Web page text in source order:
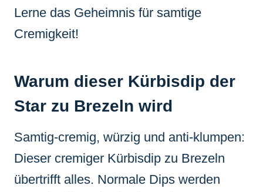
Lerne das Geheimnis für samtige
Cremigkeit!
Warum dieser Kürbisdip der
Star zu Brezeln wird
Samtig-cremig, würzig und anti-klumpen:
Dieser cremiger Kürbisdip zu Brezeln
übertrifft alles. Normale Dips werden